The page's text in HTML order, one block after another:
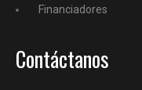
Financiadores
Contáctanos